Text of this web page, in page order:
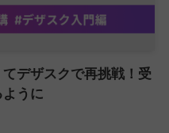
デザスクで再挑戦！受
うに